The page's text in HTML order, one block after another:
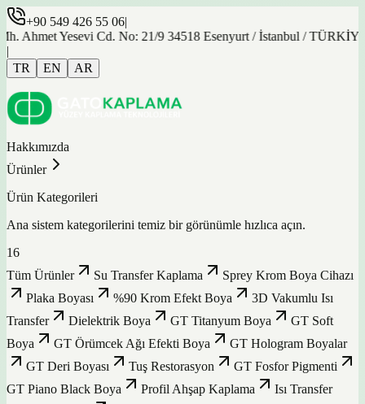
+90 549 426 55 06|
Yesevi Cd. No: 21/9 34518 Esenyurt / İstanbul / TÜRKİYE
|
TR
EN AR
Hakkımızda
Ürünler
Ürün Kategorileri
Ana sistem kategorilerini temiz bir görünümle hızlıca açın.
16
Tüm Ürünler
Su Transfer Kaplama
Sprey Krom Boya Cihazı
Plaka Boyası
%90 Krom Efekt Boya
3D Vakumlu Isı
Transfer
Dielektrik Boya GT Titanyum Boya
GT Soft
Boya
GT Örümcek Ağı Efekti Boya
GT Hologram Boyalar
GT Deri Boyası
Tuş Restorasyon
GT Fosfor Pigmenti
GT Piano Black Boya
Profil Ahşap Kaplama
Isı Transfer